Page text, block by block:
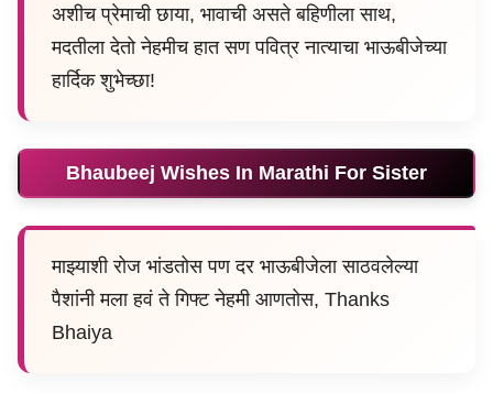
अशीच प्रेमाची छाया, भावाची असते बहिणीला साथ,
मदतीला देतो नेहमीच हात सण पवित्र नात्याचा भाऊबीजेच्या
हार्दिक शुभेच्छा!
Bhaubeej Wishes In Marathi For Sister
माझ्याशी रोज भांडतोस पण दर भाऊबीजेला साठवलेल्या
पैशांनी मला हवं ते गिफ्ट नेहमी आणतोस, Thanks
Bhaiya